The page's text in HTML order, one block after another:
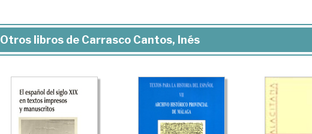
Otros libros de Carrasco Cantos, Inés